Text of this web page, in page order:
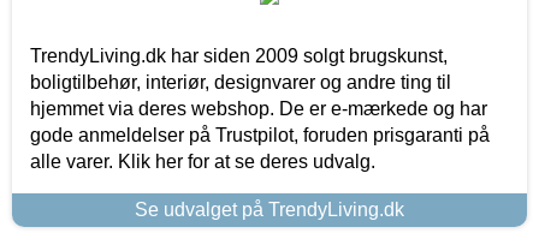
TrendyLiving.dk har siden 2009 solgt brugskunst,
boligtilbehør, interiør, designvarer og andre ting til
hjemmet via deres webshop. De er e-mærkede og har
gode anmeldelser på Trustpilot, foruden prisgaranti på
alle varer. Klik her for at se deres udvalg.
Se udvalget på TrendyLiving.dk